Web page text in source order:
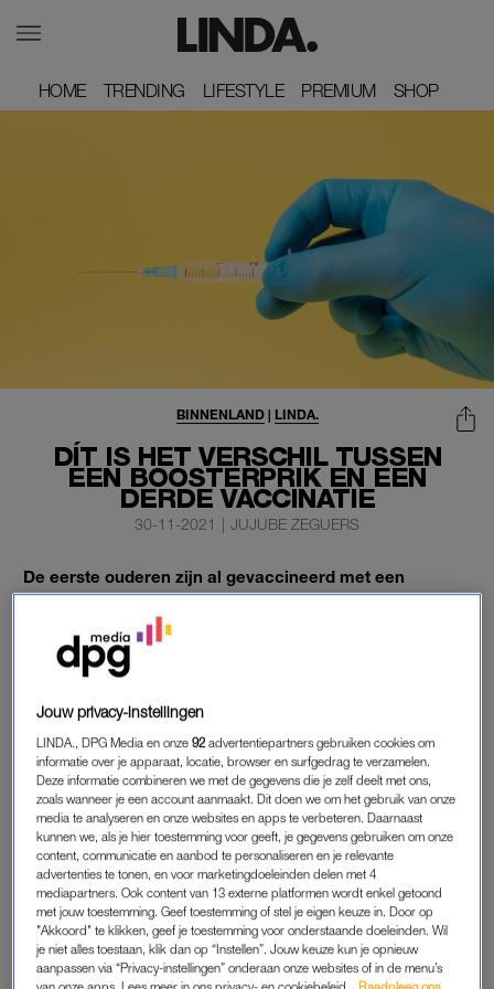
HOME
HOME TRENDING
TRENDING LIFESTYLE
LIFESTYLE PREMIUM
PREMIUM SHOP
SHOP
DÍT IS HET VERSCHIL TUSSEN
EEN BOOSTERPRIK EN EEN
DERDE VACCINATIE
BINNENLAND| LINDA.
30-11-2021 | JUJUBE ZEGUERS
De eerste ouderen zijn al gevaccineerd met een
‘boosterprik’ en vanaf december gaat een nieuwe
vaccinatiecampagne van start. Maar sommige mensen
hebben al een derde prik.
boosterprik en een derde vaccinatie?
BOOSTERPRIK
De boosterprik is een ‘oppepper van de vaccinatieserie’ en
dient om de afweerprikkel tegen covid-19 op peil te houden.
Vanaf december wordt deze prik grootschaals ingezet en
kunnenmensen boven de 60, zorgmedewerkers en bewoners
van instellingen de booster halen. Mensen onder de 60 komen
voorlopig niet in aanmerking voor dit vaccin.
Jouw privacy-instellingen
LINDA., DPG Media en onze92 advertentiepartners gebruiken cookies om
informatie over je apparaat, locatie, browser en surfgedrag te verzamelen.
Deze informatie combineren we met de gegevens die je zelf deelt met ons,
zoals wanneer je een account aanmaakt. Dit doen we om het gebruik van onze
media te analyseren en onze websites en apps te verbeteren. Daarnaast
kunnen we, als je hier toestemming voor geeft, je gegevens gebruiken om onze
content, communicatie en aanbod te personaliseren en je relevante
advertenties te tonen, en voor marketingdoeleinden delen met 4
mediapartners. Ook content van 13 externe platformen wordt enkel getoond
met jouw toestemming. Geef toestemming of stel je eigen keuze in. Door op
"Akkoord" te klikken, geef je toestemming voor onderstaande doeleinden. Wil
je niet alles toestaan, klik dan op “Instellen”. Jouw keuze kun je opnieuw
aanpassen via “Privacy-instellingen” onderaan onze websites of in de menu’s
van onze apps. Lees meer in ons privacy- en cookiebeleid.
Raadpleeg ons